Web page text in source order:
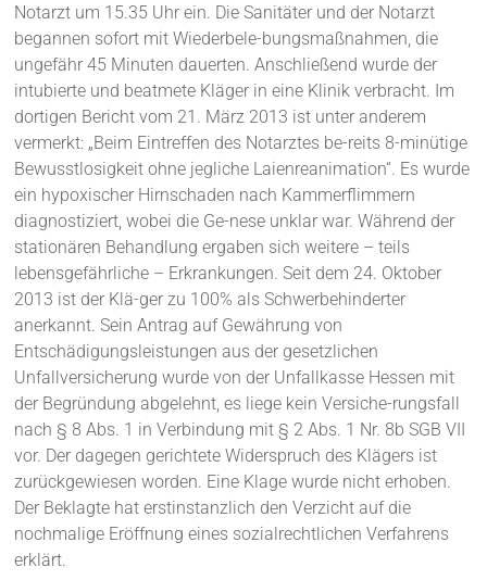
Notarzt um 15.35 Uhr ein. Die Sanitäter und der Notarzt
begannen sofort mit Wiederbele-bungsmaßnahmen, die
ungefähr 45 Minuten dauerten. Anschließend wurde der
intubierte und beatmete Kläger in eine Klinik verbracht. Im
dortigen Bericht vom 21. März 2013 ist unter anderem
vermerkt: „Beim Eintreffen des Notarztes be-reits 8-minütige
Bewusstlosigkeit ohne jegliche Laienreanimation“. Es wurde
ein hypoxischer Hirnschaden nach Kammerflimmern
diagnostiziert, wobei die Ge-nese unklar war. Während der
stationären Behandlung ergaben sich weitere – teils
lebensgefährliche – Erkrankungen. Seit dem 24. Oktober
2013 ist der Klä-ger zu 100% als Schwerbehinderter
anerkannt. Sein Antrag auf Gewährung von
Entschädigungsleistungen aus der gesetzlichen
Unfallversicherung wurde von der Unfallkasse Hessen mit
der Begründung abgelehnt, es liege kein Versiche-rungsfall
nach § 8 Abs. 1 in Verbindung mit § 2 Abs. 1 Nr. 8b SGB VII
vor. Der dagegen gerichtete Widerspruch des Klägers ist
zurückgewiesen worden. Eine Klage wurde nicht erhoben.
Der Beklagte hat erstinstanzlich den Verzicht auf die
nochmalige Eröffnung eines sozialrechtlichen Verfahrens
erklärt.